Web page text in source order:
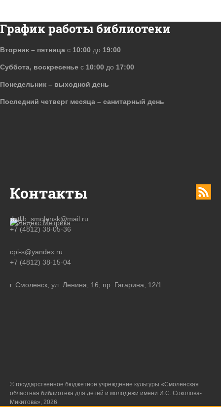
Контакты
detlib_smolensk@mail.ru
+7 (4812) 38-05-36
cpi-s@yandex.ru
+7 (4812) 38-15-04
г. Смоленск, ул. Ленина, 16; пр. Гагарина, 12/1
График работы библиотеки
Вторник – пятница с 10:00 до 19:00
Суббота, воскресенье с 10:00 до 17:00
Понедельник – выходной день
Последний четверг месяца – санитарный день
© государственное бюджетное учреждение культуры «Смоленская
областная библиотека для детей и молодёжи имени И.С. Соколова-
Микитова», 2026